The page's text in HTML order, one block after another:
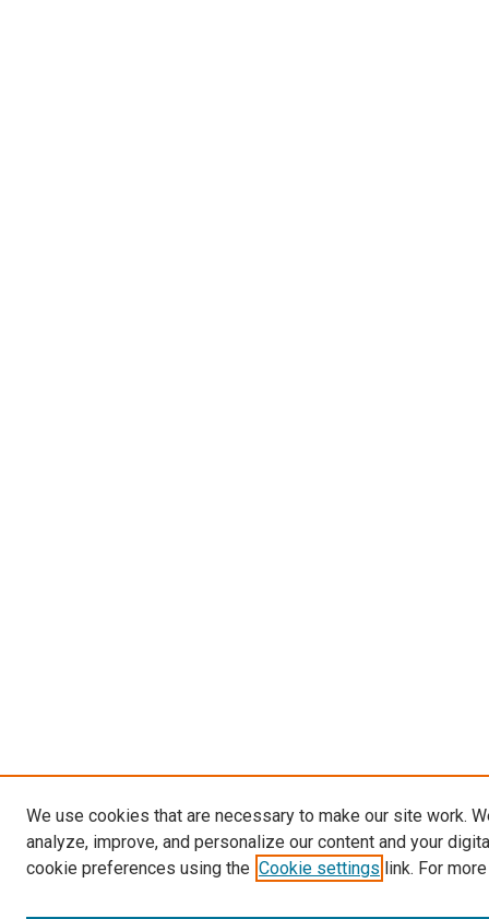
We use cookies that are necessary to make our site work.
analyze, improve, and personalize our content and your
cookie preferences using the Cookie settings link. For